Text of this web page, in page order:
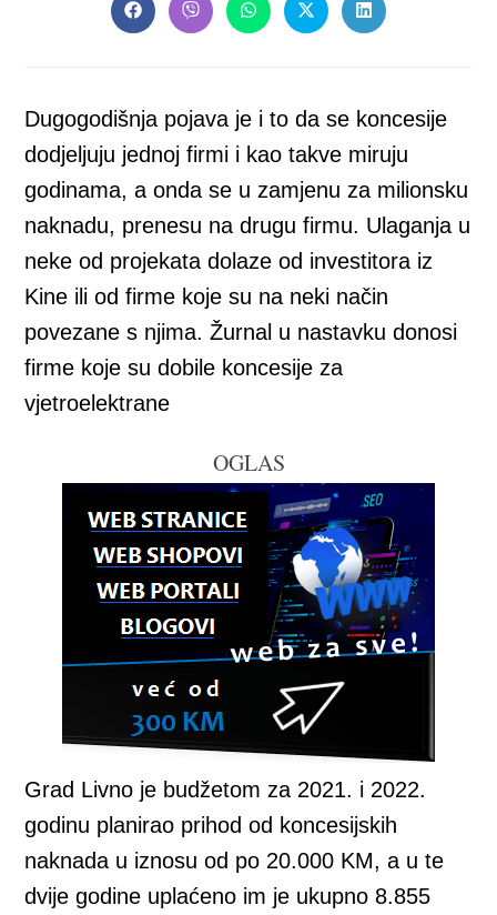
Opens
in
Opens
in
Opens
in
Opens
in
Opens
in
Dugogodišnja pojava je i to da se koncesije
dodjeljuju jednoj firmi i kao takve miruju
godinama, a onda se u zamjenu za milionsku
naknadu, prenesu na drugu firmu. Ulaganja u
neke od projekata dolaze od investitora iz
Kine ili od firme koje su na neki način
povezane s njima. Žurnal u nastavku donosi
firme koje su dobile koncesije za
vjetroelektrane
OGLAS
Grad Livno je budžetom za 2021. i 2022.
godinu planirao prihod od koncesijskih
naknada u iznosu od po 20.000 KM, a u te
dvije godine uplaćeno im je ukupno 8.855